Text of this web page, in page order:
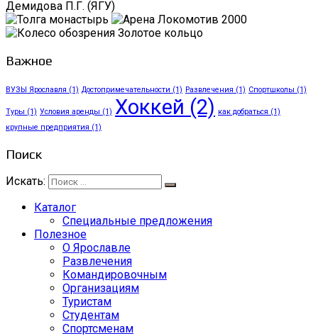
Важное
ВУЗЫ Ярославля (1) Достопримечательности (1) Развлечения (1) Спортшколы (1)
Туры (1) Условия аренды (1) Хоккей (2) как добраться (1)
крупные предприятия (1)
Поиск
Искать:
Каталог
Специальные предложения
Полезное
О Ярославле
Развлечения
Командировочным
Организациям
Туристам
Студентам
Спортсменам